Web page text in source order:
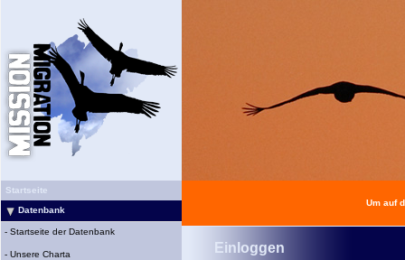
Startseite
Datenbank
- Startseite der Datenbank
- Unsere Charta
Um auf
Einloggen